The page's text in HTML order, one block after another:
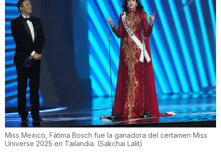
Miss Mexico, Fátima Bosch fue la ganadora del certamen Miss
Universe 2025 en Tailandia. (Sakchai Lalit)